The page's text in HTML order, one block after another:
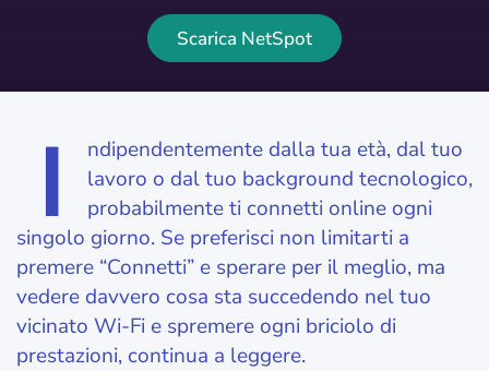
Scarica NetSpot
I
ndipendentemente dalla tua età, dal tuo
lavoro o dal tuo background tecnologico,
probabilmente ti connetti online ogni
singolo giorno. Se preferisci non limitarti a
premere “Connetti” e sperare per il meglio, ma
vedere davvero cosa sta succedendo nel tuo
vicinato Wi‑Fi e spremere ogni briciolo di
prestazioni, continua a leggere.